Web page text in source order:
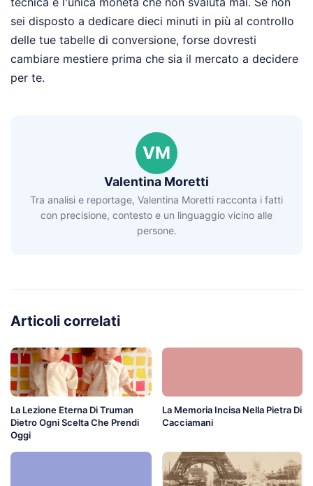
sei disposto a dedicare dieci minuti in più al controllo
delle tue tabelle di conversione, forse dovresti
cambiare mestiere prima che sia il mercato a decidere
per te.
VM
Valentina Moretti
Tra analisi e reportage, Valentina Moretti racconta i fatti
con precisione, contesto e un linguaggio vicino alle
persone.
Articoli correlati
La Lezione Eterna Di Truman
Dietro Ogni Scelta Che Prendi
Oggi
La Memoria Incisa Nella Pietra Di
Cacciamani